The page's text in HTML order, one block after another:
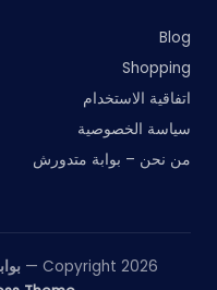
Blog
Shopping
اتفاقية الاستخدام
سياسة الخصوصية
من نحن – بوابة متدورش
Copyright 2026 —